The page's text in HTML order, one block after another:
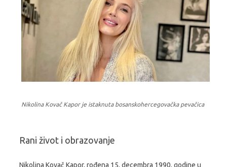
Nikolina Kovač Kapor je istaknuta bosanskohercegovačka pevačica
Rani život i obrazovanje
Nikolina Kovač Kapor, rođena 15. decembra 1990. godine u